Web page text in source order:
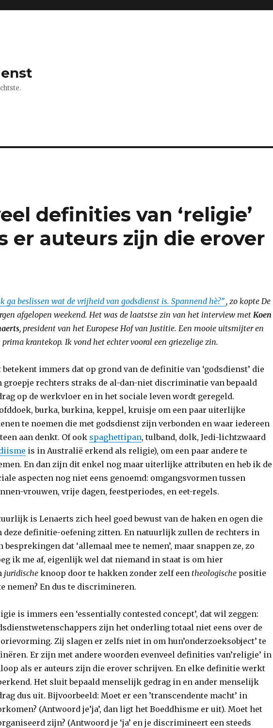
definities van ‘religie’
er auteurs zijn die erover
ga beslissen wat de vrijheid van godsdienst is. Spannend hè?”, zo kopte De
afgelopen weekend. Het was de laatstse zin van het interview met Koen
, president van het Europese Hof van Justitie. Een mooie uitsmijter en
prima krantekop. Ik vond het echter vooral een griezelige zin.
betekent immers dat op grond van de definitie van ‘godsdienst’ die
groepje rechters straks de al-dan-niet discriminatie van bepaald
op de werkvloer en in het sociale leven wordt geregeld.
burka, burkina, keppel, kruisje om een paar uiterlijke
te noemen die met godsdienst zijn verbonden en waar iedereen
aan denkt. Of ook spaghettipan, tulband, dolk, Jedi-lichtzwaard
is in Australië erkend als religie), om een paar andere te
En dan zijn dit enkel nog maar uiterlijke attributen en heb ik de
aspecten nog niet eens genoemd: omgangsvormen tussen
vrouwen, vrije dagen, feestperiodes, en eet-regels.
is Lenaerts zich heel goed bewust van de haken en ogen die
deze definitie-oefening zitten. En natuurlijk zullen de rechters in
besprekingen dat ‘allemaal mee te nemen’, maar snappen ze, zo
ik me af, eigenlijk wel dat niemand in staat is om hier
juridische knoop door te hakken zonder zelf een theologische positie
nemen? En dus te discrimineren.
is immers een ‘essentially contested concept’, dat wil zeggen:
zijn het onderling totaal niet eens over de
Zij slagen er zelfs niet in om hun’onderzoeksobject’ te
Er zijn met andere woorden evenveel definities van’religie’ in
als er auteurs zijn die erover schrijven. En elke definitie werkt
Het sluit bepaald menselijk gedrag in en ander menselijk
dus uit. Bijvoorbeeld: Moet er een ’transcendente macht’ in
(Antwoord je’ja’, dan ligt het Boeddhisme er uit). Moet het
zijn? (Antwoord je ‘ja’ en je discrimineert een steeds